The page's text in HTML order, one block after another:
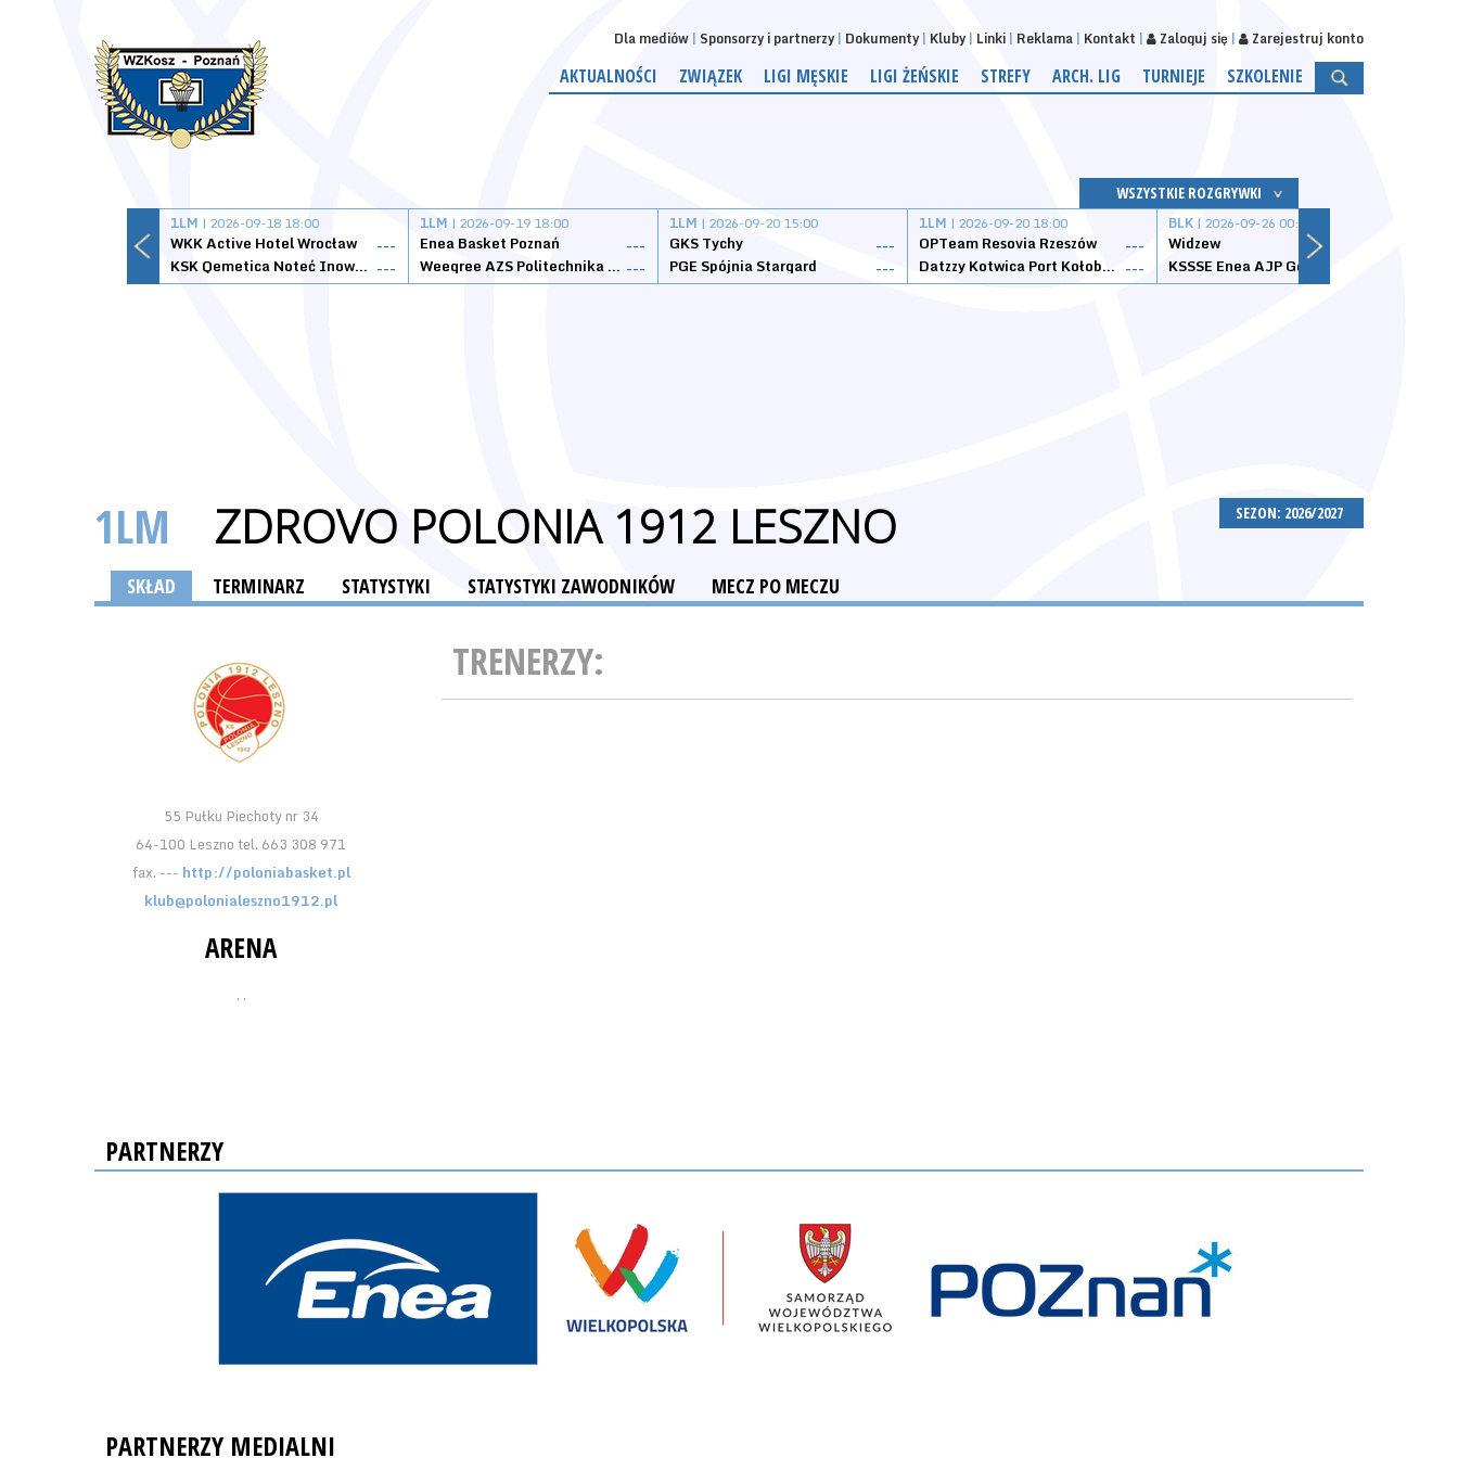
Dla mediów Sponsorzy i partnerzy Dokumenty Kluby Linki Reklama Kontakt Zaloguj się Zarejestruj konto
AKTUALNOŚCI ZWIĄZEK LIGI MĘSKIE LIGI ŻEŃSKIE STREFY ARCH. LIG TURNIEJE SZKOLENIE
WSZYSTKIE ROZGRYWKI
1LM | 2026-09-18 18:00
WKK Active Hotel Wrocław
---
KSK Qemetica Noteć Inowrocław ---
1LM | 2026-09-19 18:00
Enea Basket Poznań
---
Weegree AZS Politechnika Opolska ---
1LM | 2026-09-20 15:00
GKS Tychy
---
PGE Spójnia Stargard
---
1LM | 2026-09-20 18:00
OPTeam Resovia Rzeszów
---
Datzzy Kotwica Port Kołobrzeg ---
BLK | 2026-09-26 00:00
Widzew
SEZON: 2026/2027
1LM ZDROVO POLONIA 1912 LESZNO
SKŁAD TERMINARZ STATYSTYKI STATYSTYKI ZAWODNIKÓW MECZ PO MECZU
55 Pułku Piechoty nr 34
64-100 Leszno tel. 663 308 971
fax. --- http://poloniabasket.pl
klub@polonialeszno1912.pl
ARENA
, ,
TRENERZY:
PARTNERZY
PARTNERZY MEDIALNI